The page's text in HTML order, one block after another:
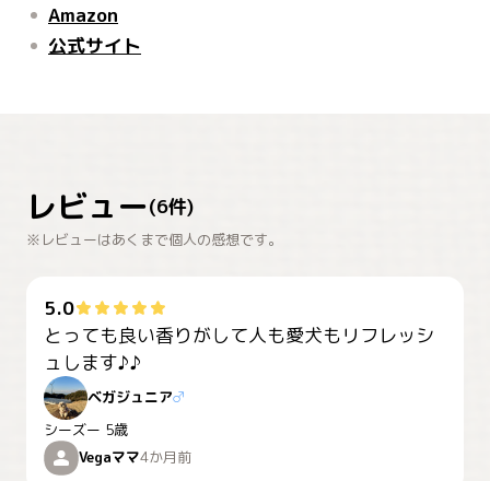
Amazon
公式サイト
レビュー(6件)
※レビューはあくまで個人の感想です。
5.0
とっても良い香りがして人も愛犬もリフレッシ
ュします♪♪
ベガジュニア♂
シーズー 5歳
Vegaママ4か月前